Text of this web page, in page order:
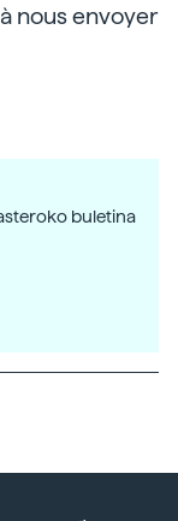
nous envoyer
buletina